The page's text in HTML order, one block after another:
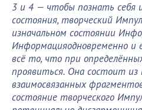
3 и 4 — чтобы познать себя
состояния, творческий
изначальном состоянии
Информацияодновременно и
всё то, что при
проявиться. Она состоит
взаимосвязанных
состояние творческого